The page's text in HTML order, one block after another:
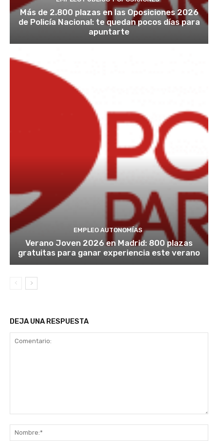
Más de 2.800 plazas en las Oposiciones 2026
de Policía Nacional: te quedan pocos días para
apuntarte
EMPLEO AUTONOMÍAS
Verano Joven 2026 en Madrid: 800 plazas
gratuitas para ganar experiencia este verano
DEJA UNA RESPUESTA